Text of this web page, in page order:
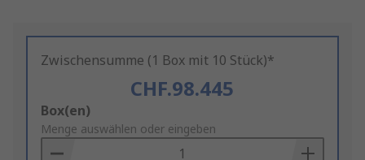
Zwischensumme (1 Box mit 10 Stück)*
CHF.98.445
Add
to
Basket
Box(en)
Menge auswählen oder eingeben